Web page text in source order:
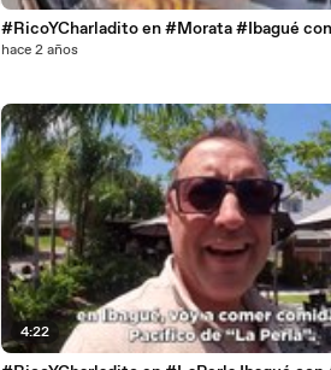
#RicoYCharladito en #Morata #Ibagué
hace 2 años
4:22